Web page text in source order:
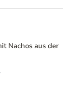
Nachos aus der